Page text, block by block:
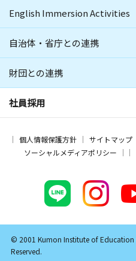
English Immersion Activities
自治体・省庁との連携
財団との連携
社員採用
個人情報保護方針 サイトマップ
ソーシャルメディアポリシー
© 2001 Kumon Institute of Education
Reserved.